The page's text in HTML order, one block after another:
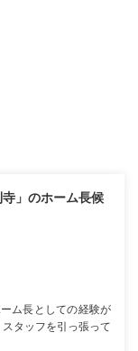
」のホーム長候
ム長としての経験が
タッフを引っ張って